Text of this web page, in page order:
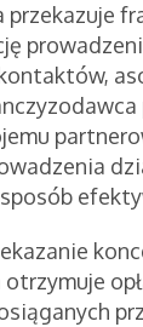
przekazuje